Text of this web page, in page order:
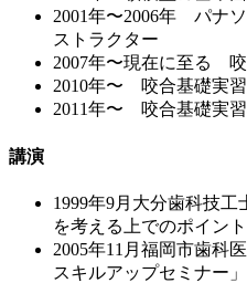
2001年〜2006年 パナ
ストラクター
2007年〜現在に至る
2010年〜 咬合基礎実
2011年〜 咬合基礎実
講演
1999年9月大分歯科技
を考える上でのポイント
2005年11月福岡市歯科
スキルアップセミナー」